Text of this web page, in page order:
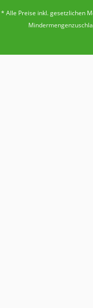
* Alle Preise inkl. gesetzlichen